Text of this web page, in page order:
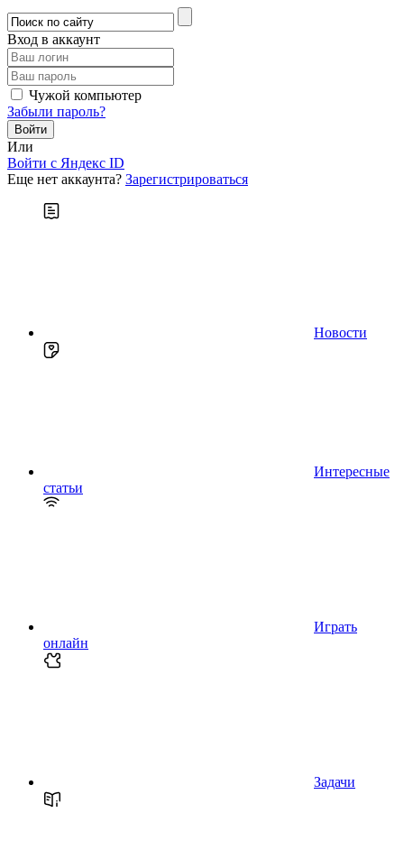
Вход в аккаунт
Чужой компьютер
Забыли пароль?
Или
Войти c Яндекс ID
Еще нет аккаунта? Зарегистрироваться
Новости
Интересные
статьи
Играть
онлайн
Задачи